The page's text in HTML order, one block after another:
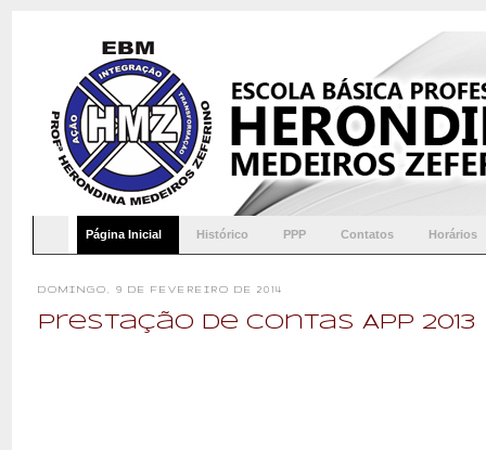
Página Inicial Histórico PPP Contatos Horários
DOMINGO, 9 DE FEVEREIRO DE 2014
Prestação de Contas APP 2013